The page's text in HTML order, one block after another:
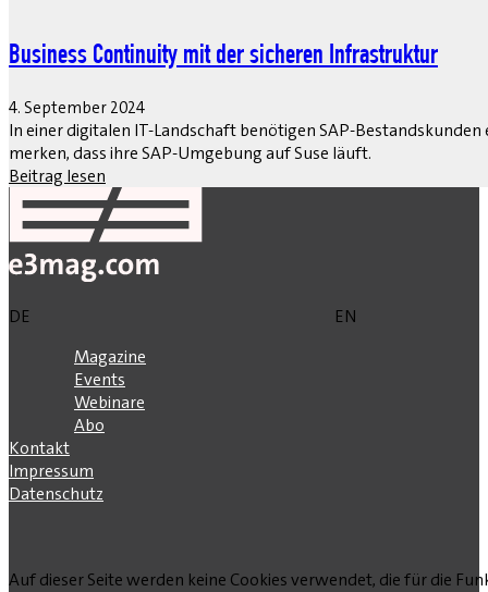
Business Continuity mit der sicheren Infrastruktur
4. September 2024
In einer digitalen IT-Landschaft benötigen SAP-
merken, dass ihre SAP-Umgebung auf Suse läuft.
Beitrag lesen
DE
EN
Magazine
Events
Webinare
Abo
Kontakt
Impressum
Datenschutz
Auf dieser Seite werden keine Cookies verwendet, die für die